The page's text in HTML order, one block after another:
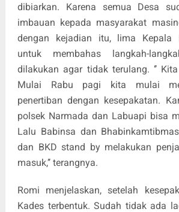
dibiarkan. Karena semua Desa
imbauan kepada masyarakat
dengan kejadian itu, lima Kepala
untuk membahas langkah-
dilakukan agar tidak terulang. ‘’
Mulai Rabu pagi kita mulai
penertiban dengan kesepakatan.
polsek Narmada dan Labuapi bisa
Lalu Babinsa dan
dan BKD stand by melakukan
masuk,’’ terangnya.
Romi menjelaskan, setelah
Kades terbentuk. Sudah tidak ada